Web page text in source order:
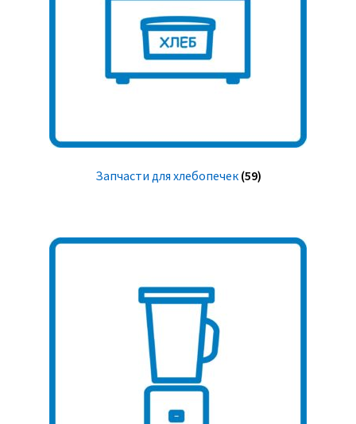
Запчасти для хлебопечек (59)